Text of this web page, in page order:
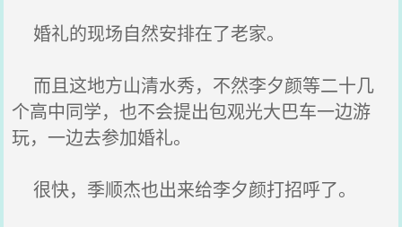
婚礼的现场自然安排在了老家。
而且这地方山清水秀，不然李夕颜等二十几
个高中同学，也不会提出包观光大巴车一边游
玩，一边去参加婚礼。
很快，季顺杰也出来给李夕颜打招呼了。